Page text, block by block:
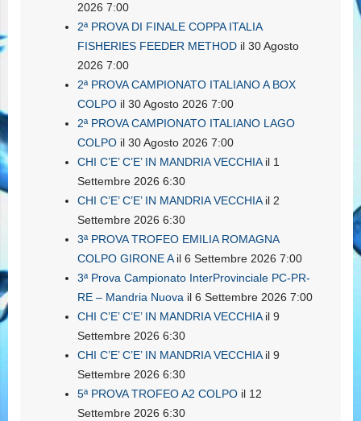
2026 7:00
2ª PROVA DI FINALE COPPA ITALIA
FISHERIES FEEDER METHOD il 30 Agosto
2026 7:00
2ª PROVA CAMPIONATO ITALIANO A BOX
COLPO il 30 Agosto 2026 7:00
2ª PROVA CAMPIONATO ITALIANO LAGO
COLPO il 30 Agosto 2026 7:00
CHI C’E’ C’E’ IN MANDRIA VECCHIAil 1
Settembre 2026 6:30
CHI C’E’ C’E’ IN MANDRIA VECCHIAil 2
Settembre 2026 6:30
3ª PROVA TROFEO EMILIA ROMAGNA
COLPO GIRONE Ail 6 Settembre 2026 7:00
3ª Prova Campionato InterProvinciale PC-PR-
RE – Mandria Nuova il 6 Settembre 2026 7:00
CHI C’E’ C’E’ IN MANDRIA VECCHIAil 9
Settembre 2026 6:30
CHI C’E’ C’E’ IN MANDRIA VECCHIAil 9
Settembre 2026 6:30
5ª PROVA TROFEO A2 COLPO il 12
Settembre 2026 6:30